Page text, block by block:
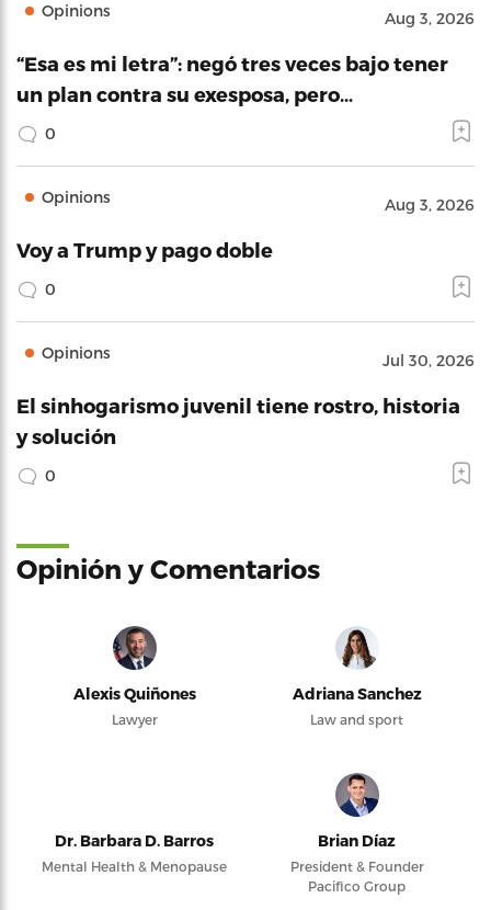
Opinions Aug 3, 2026
“Esa es mi letra”: negó tres veces bajo tener
un plan contra su exesposa, pero…
0
Opinions Aug 3, 2026
Voy a Trump y pago doble
0
Opinions Jul 30, 2026
El sinhogarismo juvenil tiene rostro, historia
y solución
0
Opinión y Comentarios
Alexis Quiñones
Lawyer
Adriana Sanchez
Law and sport
Dr. Barbara D. Barros
Mental Health & Menopause
Brian Díaz
President & Founder
Pacifico Group